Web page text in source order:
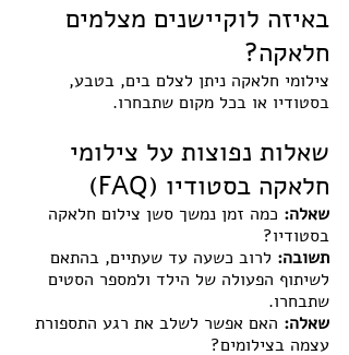
באיזה לוקיישנים מצלמים
חלאקה?
צילומי חלאקה ניתן לצלם בים, בטבע,
בסטודיו או בכל מקום שתבחרו.
שאלות נפוצות על צילומי
חלאקה בסטודיו (FAQ)
שאלה: כמה זמן נמשך סשן צילום חלאקה
בסטודיו?
תשובה: לרוב כשעה עד שעתיים, בהתאם
לשיתוף הפעולה של הילד ולמספר הסטים
שתבחרו.
שאלה: האם אפשר לשלב את רגע התספורת
עצמה בצילומים?